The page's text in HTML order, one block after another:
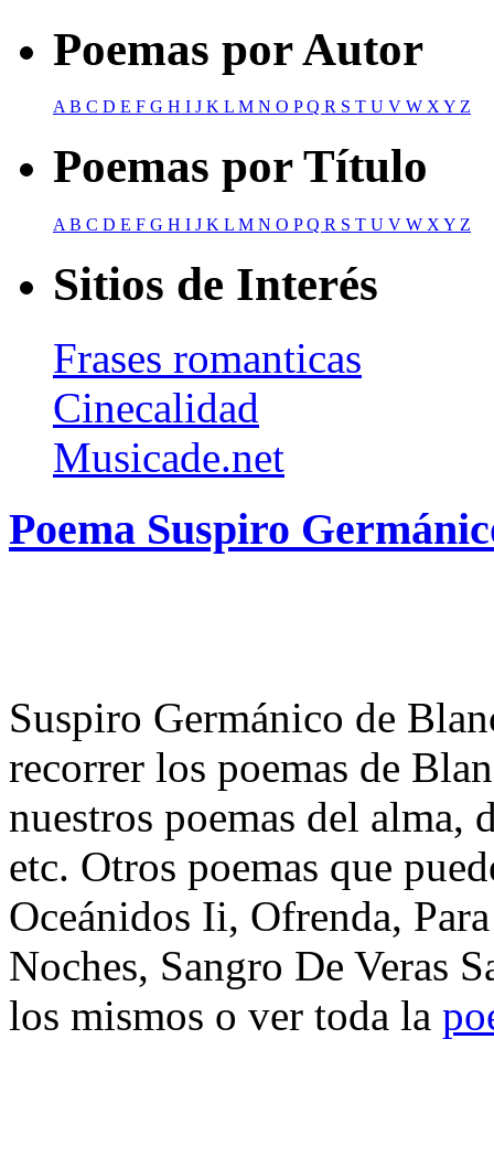
Poemas por Autor
AB C D E F G H I J K L M N O PQ R S T U V W XY Z
Poemas por Título
A B C D E F G H I J K L M N O PQ R S T U V W X Y Z
Sitios de Interés
Frases romanticas
Cinecalidad
Musicade.net
Poema Suspiro
Suspiro Germánico de
recorrer los poemas de
nuestros poemas del alma,
etc. Otros poemas que
Oceánidos Ii, Ofrenda,
Noches, Sangro De Veras
los mismos o ver toda la